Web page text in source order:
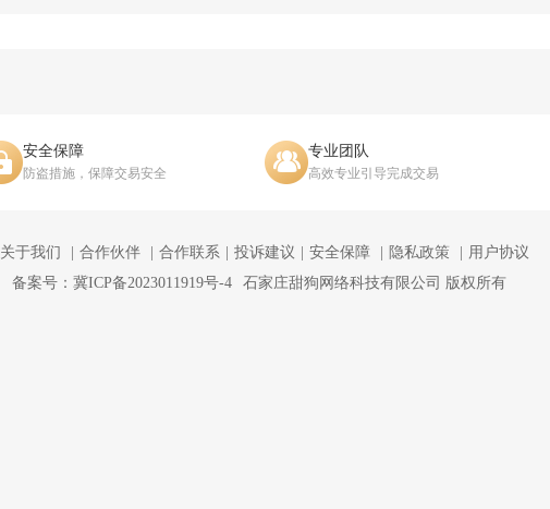
安全保障
防盗措施，保障交易安全
专业团队
高效专业引导完成交易
关于我们 合作伙伴 合作联系 投诉建议 安全保障 隐私政策
用户协议
备案号：冀ICP备2023011919号-4
石家庄甜狗网络科技有限公司 版权所有